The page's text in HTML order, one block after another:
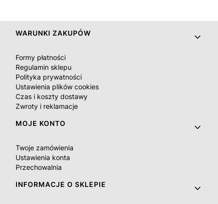
Linki w stopce
WARUNKI ZAKUPÓW
Formy płatności
Regulamin sklepu
Polityka prywatności
Ustawienia plików cookies
Czas i koszty dostawy
Zwroty i reklamacje
MOJE KONTO
Twoje zamówienia
Ustawienia konta
Przechowalnia
INFORMACJE O SKLEPIE